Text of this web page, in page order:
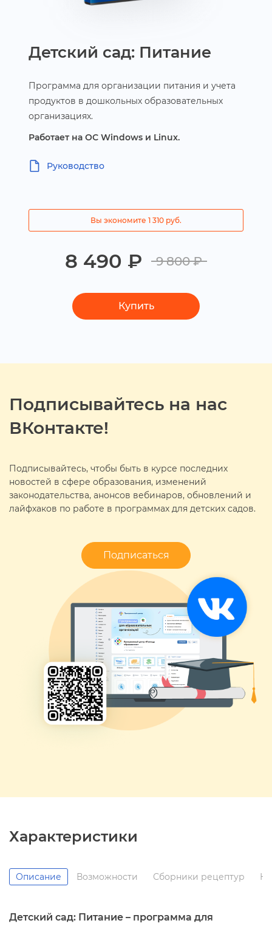
Детский сад: Питание
Программа для организации питания и учета
продуктов в дошкольных образовательных
организациях.
Работает на ОС Windows и Linux.
Руководство
8 490 ₽ 9 800 ₽
ы экономите 1 310 руб.
Купить
Подписывайтесь на нас
Контакте!
Подписывайтесь, чтобы быть в курсе последних
новостей в сфере образования, изменений
законодательства, анонсов вебинаров, обновлений и
лайфхаков по работе в программах для детских садов.
Подписаться
Характеристики
Описание озможности Сборники рецептур
Детский сад: Питание – программа для